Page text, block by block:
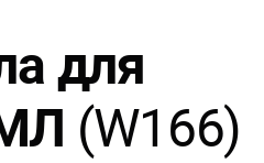
для
(W166)